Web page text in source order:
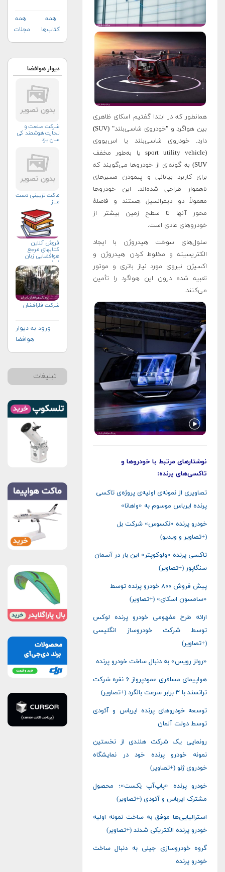
همانطور که در ابتدا گفتیم اسکای ظاهری
بین هواگرد و "خودروی شاسی‌بلند" (SUV)
دارد. خودروی شاسی‌بلند یا اس‌یووی
(sport utility vehicle یا به‌طور مخفف
SUV) به گونه‌ای از خودروها می‌گویند که
برای کاربرد بیابانی و پیمودن مسیرهای
ناهموار طراحی شده‌اند. این خودروها
معمولاً دو دیفرانسیل هستند و فاصلهٔ
محور آنها تا سطح زمین بیشتر از
خودروهای عادی است.
سلول‌های سوخت هیدروژن با ایجاد
الکتریسیته و مخلوط کردن هیدروژن و
اکسیژن نیروی مورد نیاز باتری و موتور
تعبیه شده درون این هواگرد را تأمین
می‌کنند.
نوشتارهای مرتبط با خودروها و
تاکسی‌های پرنده:
تصاویری از نمونه‌ی اولیه‌ی پروژه‌ی تاکسی
پرنده ایرباس موسوم به «واهانا»
خودرو پرنده «نکسوس» شرکت بل
(+تصاویر و ویدیو)
تاکسی پرنده «ولوکوپتر» این بار در آسمان
سنگاپور (+تصاویر)
پیش فروش ۸۰۰ خودرو پرنده توسط
«سامسون اسکای» (+تصاویر)
ارائه طرح مفهومی خودرو پرنده لوکس
توسط شرکت خودروساز انگلیسی
(+تصاویر)
«رولز رویس» به دنبال ساخت خودرو پرنده
هواپیمای مسافری عمودپرواز ۶ نفره شرکت
ترانسند با ۳ برابر سرعت بالگرد (+تصاویر)
توسعه خودروهای پرنده ایرباس و آئودی
توسط دولت آلمان
رونمایی یک شرکت هلندی از نخستین
نمونه خودرو پرنده خود در نمایشگاه
خودروی ژنو (+تصاویر)
خودرو پرنده «پاپ‌آپ نِکست»؛ محصول
مشترک ایرباس و آئودی (+تصاویر)
استرالیایی‌ها موفق به ساخت نمونه اولیه
خودرو پرنده الکتریکی شدند (+تصاویر)
گروه خودروسازی جیلی به دنبال ساخت
خودرو پرنده
همه
کتاب‌ها
همه
مجلات
دیوار هوافضا
شرکت صنعت و
تجارت هوشمند کی
سان یزد
ماکت تزیینی دست
ساز
فروش آنلاین
کتابهای مرجع
هوافضایی زبان
اصلی
شرکت فلزافشان
ورود به دیوار
هوافضا
تبلیغات